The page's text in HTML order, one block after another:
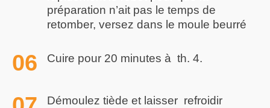
préparation n’ait pas le temps de
retomber, versez dans le moule beurré
Cuire pour 20 minutes à th. 4.
Démoulez tiède et laisser refroidir